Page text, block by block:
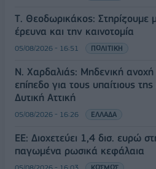
Τ. Θεοδωρικάκος: Στηρίζουμε
έρευνα και την καινοτομία
05/08/2026 - 16:51 ΠΟΛΙΤΙΚΗ
Ν. Χαρδαλιάς: Μηδενική ανοχή
επίπεδο για τους υπαίτιους
Δυτική Αττική
05/08/2026 - 16:26 ΕΛΛΑΔΑ
ΕΕ: Διοχετεύει 1,4 δισ. ευρώ
παγωμένα ρωσικά κεφάλαια